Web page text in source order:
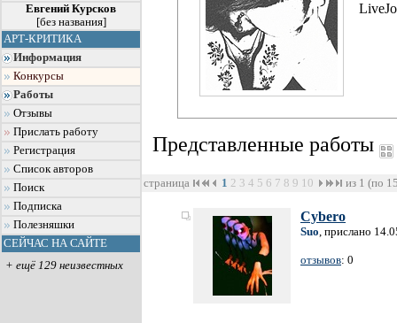
Евгений Курсков
[без названия]
АРТ-КРИТИКА
Информация
Конкурсы
Работы
Отзывы
Прислать работу
Регистрация
Список авторов
Поиск
Подписка
Полезняшки
СЕЙЧАС НА САЙТЕ
+ ещё 129 неизвестных
Представленные работы
страница 1 2 3 4 5 6 7 8 9 10 из 1 (по
Cybero
Suo, прислано
отзывов: 0